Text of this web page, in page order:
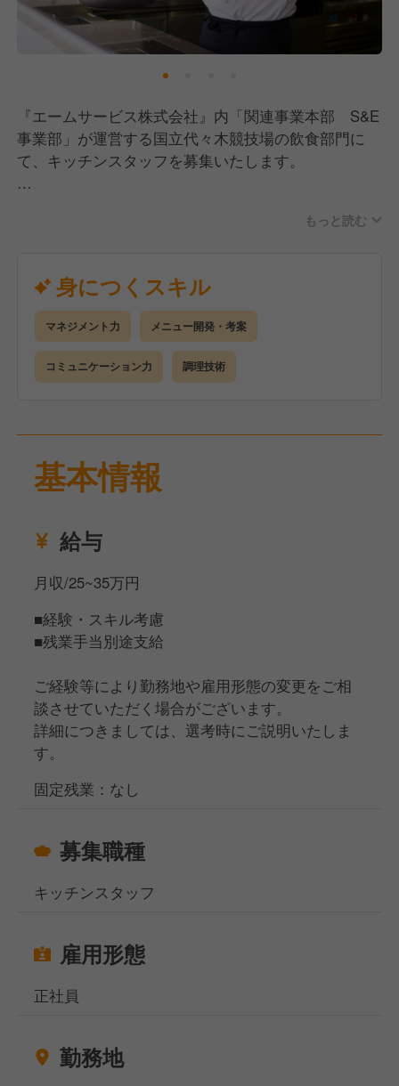
プ・キャリアアップの環境づくりに力を入れていま
企業内学校「わたしアカデミー」では、オンラインと
対面を組み合わせた充実の研修制度を用意していま
す。
メニュープランや基礎栄養はもちろん、様々なジャン
ルの学びを提供しており、資格取得支援制度も充実。
特に管理栄養士取得支援プログラムは多くの社員に活
な料理を扱うからこそ、数多くの料理をマスターでき
る環境があります。
メニュープランニング・盛り付け・調理からマーケテ
ィングまで、様々な場面でアイデアを発揮していただ
ける、幅広いキャリアを描ける会社です。
『エームサービス株式会社』内「関連事業本部 S&E
事業部」が運営する国立代々木競技場の飲食部門に
て、キッチンスタッフを募集いたします。
仕込みから盛り付けまでの調理業務全般をお任せしま
徐々に仕事に慣れてきたらメニュー開発やスタッフの
マネジメントにも携わっていただきます！
経験の浅い方も研修制度がしっかりと整っているの
で、安心してご活躍いただけます！
安定した経営基盤の当社でキャリアを築いていきませ
もっと読む
身につくスキル
マネジメント力 メニュー開発・考案
コミュニケーション力 調理技術
基本情報
給与
月収/25~35万円
■経験・スキル考慮
■残業手当別途支給
ご経験等により勤務地や雇用形態の変更をご相
談させていただく場合がございます。
詳細につきましては、選考時にご説明いたしま
す。
固定残業：なし
募集職種
キッチンスタッフ
雇用形態
正社員
勤務地